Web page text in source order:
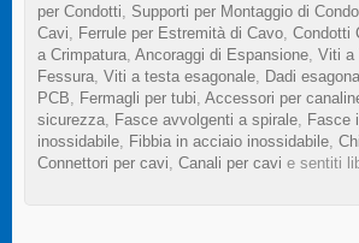
per Condotti
Supporti per Montaggio di
Cavi
Ferrule per Estremità di Cavo Condotti
a Crimpatura Ancoraggi di Espansione Viti a
Fessura Viti a testa esagonale Dadi
PCB
Fermagli per tubi Accessori per
sicurezza
Fasce avvolgenti a spirale
Fasce
inossidabile
Fibbia in acciaio inossidabile
Connettori per cavi Canali per cavi e sentiti